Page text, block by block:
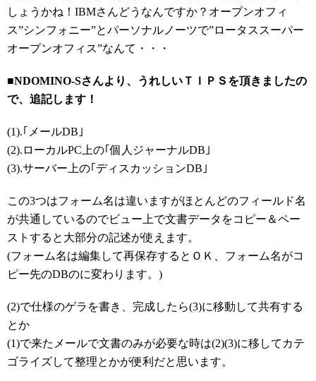
しょうかね！IBMさんどうなんですか？オープンオフィ
ス”シンフォニー”とパーソナルノーツで”ロータススーパー
オープンオフィス”なんて・・・
■NDOMINO-Sさんより、うれしいＴＩＰＳを頂きましたの
で、追記します！
(1).｢メールDB｣
(2).ローカルPC上の｢個人ジャーナルDB｣
(3).サーバー上の｢ディスカッションDB｣
この3つはフォーム名は違いますがほとんどのフィールド名
が共通しているのでビュー上で文書データをコピー＆ペー
ストすると大部分の記述が使えます。
(フォーム名は編集して再保存するとＯＫ、フォーム名がコ
ピー先のDBのに変わります。)
(2)で仕様のゲラを書き、完成したら(3)に移動して共有する
とか
(1)で来たメールで文書のみが必要な時は(2)(3)に移してカテ
ゴライズして整理とかが便利だと思います。